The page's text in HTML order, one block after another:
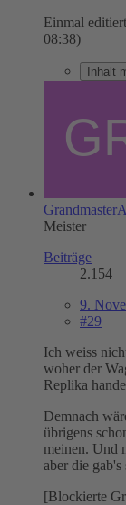
Einmal
08:38)
Inhalt
GrandmasterA
Meister
Beiträge
2.154
9.
#29
Ich weiss
woher der
Replika
Demnach
übrigens
meinen. Und
aber die
[Blockierte